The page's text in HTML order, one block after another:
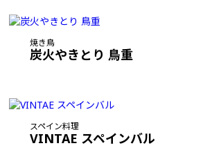
焼き鳥
炭火やきとり 鳥重
スペイン料理
VINTAE スペインバル